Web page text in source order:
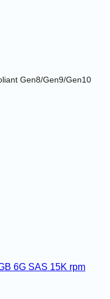
Gen8/Gen9/Gen10
6G SAS 15K rpm